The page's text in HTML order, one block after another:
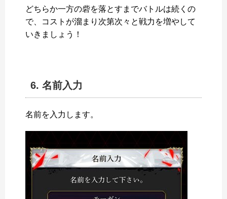
どちらか一方の砦を落とすまでバトルは続くの
で、コストが溜まり次第次々と戦力を増やして
いきましょう！
6. 名前入力
名前を入力します。